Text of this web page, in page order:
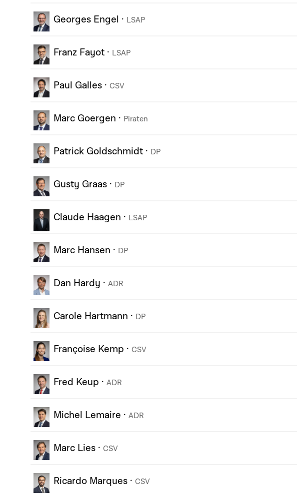
Georges Engel · LSAP
Franz Fayot · LSAP
Paul Galles · CSV
Marc Goergen · Piraten
Patrick Goldschmidt · DP
Gusty Graas · DP
Claude Haagen · LSAP
Marc Hansen · DP
Dan Hardy · ADR
Carole Hartmann · DP
Françoise Kemp · CSV
Fred Keup · ADR
Michel Lemaire · ADR
Marc Lies · CSV
Ricardo Marques · CSV